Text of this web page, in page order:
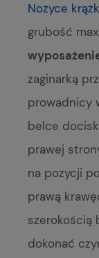
Nożyce
grubość
zaginarką
prowadnicy
belce
prawej
na pozycji
prawą
szerokością
dokonać